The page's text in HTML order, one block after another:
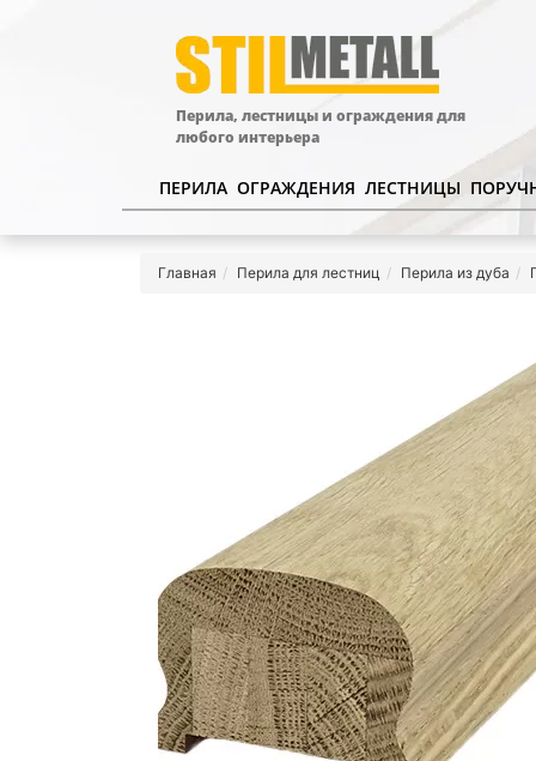
Перила, лестницы и ограждения для
любого интерьера
ПЕРИЛА ОГРАЖДЕНИЯ ЛЕСТНИЦЫ
Главная Перила для лестниц Перила из дуба